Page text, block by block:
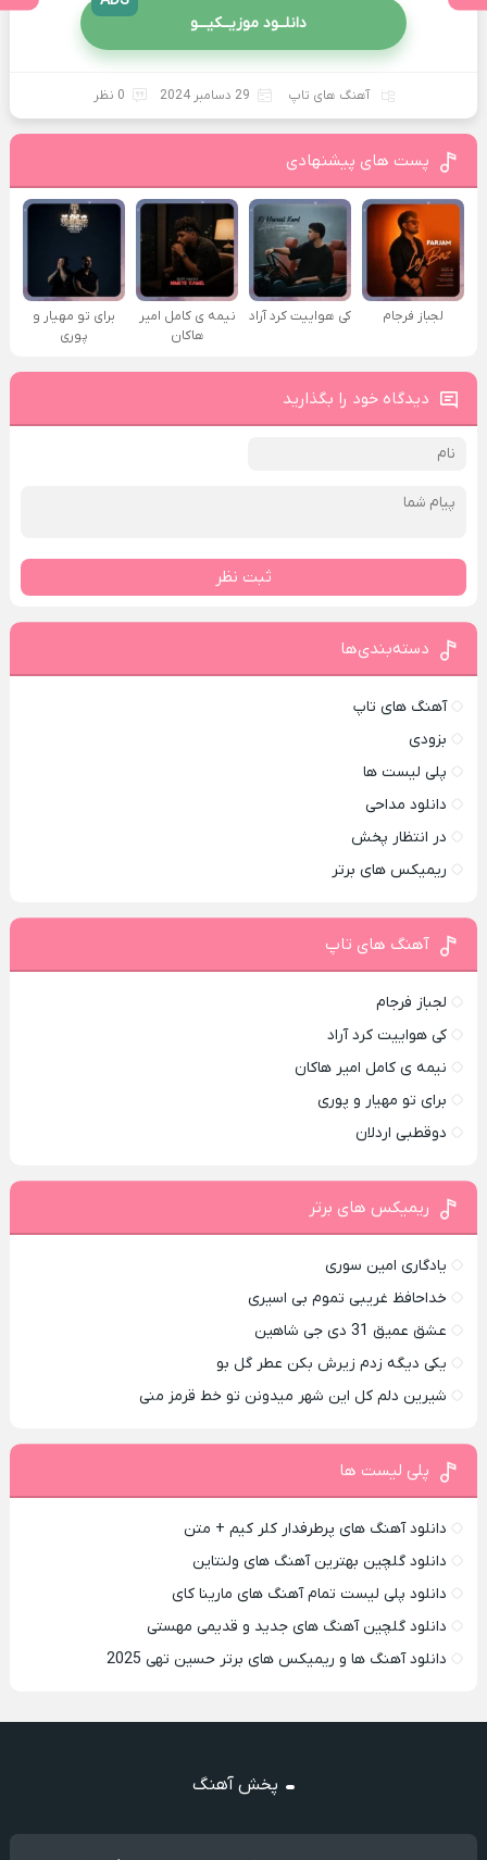
دانلــود موزیــکیـــو
آهنگ های تاپ 29 دسامبر 2024 0 نظر
پست های پیشنهادی
لجباز فرجام کی هواییت کرد آراد
نیمه ی کامل امیر
هاکان
برای تو مهیار و
پوری
دیدگاه خود را بگذارید
ثبت نظر
دسته‌بندی‌ها
آهنگ های تاپ
بزودی
پلی لیست ها
دانلود مداحی
در انتظار پخش
ریمیکس های برتر
آهنگ های تاپ
لجباز فرجام
کی هواییت کرد آراد
نیمه ی کامل امیر هاکان
برای تو مهیار و پوری
دوقطبی اردلان
ریمیکس های برتر
یادگاری امین سوری
خداحافظ غریبی تموم بی اسیری
عشق عمیق 31 دی جی شاهین
یکی دیگه زدم زیرش بکن عطر گل بو
شیرین دلم کل این شهر میدونن تو خط قرمز منی
پلی لیست ها
دانلود آهنگ های پرطرفدار کلر کیم + متن
دانلود گلچین بهترین آهنگ های ولنتاین
دانلود پلی لیست تمام آهنگ های مارینا کای
دانلود گلچین آهنگ های جدید و قدیمی مهستی
دانلود آهنگ ها و ریمیکس های برتر حسین تهی 2025
پخش آهنگ